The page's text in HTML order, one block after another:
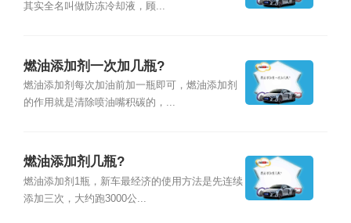
其实全名叫做防冻冷却液，顾...
燃油添加剂一次加几瓶?
燃油添加剂每次加油前加一瓶即可，燃油添加剂
的作用就是清除喷油嘴积碳的，...
燃油添加剂几瓶?
燃油添加剂1瓶，新车最经济的使用方法是先连续
添加三次，大约跑3000公...